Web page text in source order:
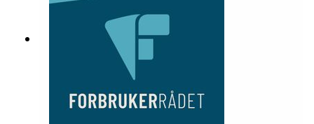
Mehammer.